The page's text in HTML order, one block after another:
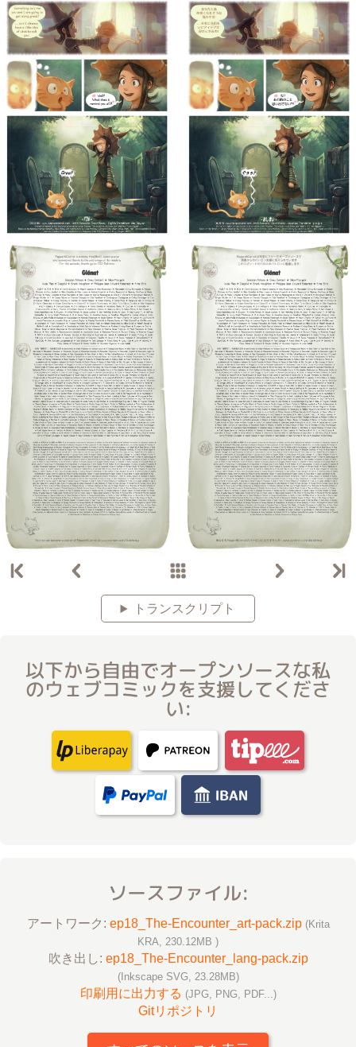
トランスクリプト
以下から自由でオープンソースな私
のウェブコミックを支援してくださ
い:
ソースファイル:
アートワーク: ep18_The-Encounter_art-pack.zip (Krita
KRA, 230.12MB )
吹き出し: ep18_The-Encounter_lang-pack.zip
(Inkscape SVG, 23.28MB)
印刷用に出力する (JPG, PNG, PDF...)
Gitリポジトリ